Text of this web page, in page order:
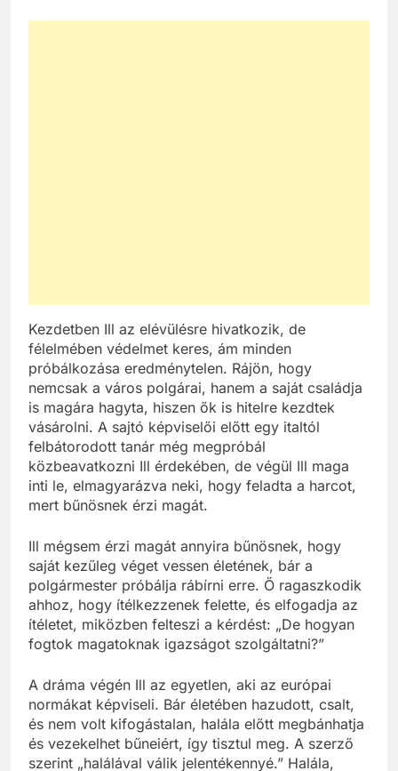
Kezdetben Ill az elévülésre hivatkozik, de
félelmében védelmet keres, ám minden
próbálkozása eredménytelen. Rájön, hogy
nemcsak a város polgárai, hanem a saját családja
is magára hagyta, hiszen ők is hitelre kezdtek
vásárolni. A sajtó képviselői előtt egy italtól
felbátorodott tanár még megpróbál
közbeavatkozni Ill érdekében, de végül Ill maga
inti le, elmagyarázva neki, hogy feladta a harcot,
mert bűnösnek érzi magát.
Ill mégsem érzi magát annyira bűnösnek, hogy
saját kezűleg véget vessen életének, bár a
polgármester próbálja rábírni erre. Ő ragaszkodik
ahhoz, hogy ítélkezzenek felette, és elfogadja az
ítéletet, miközben felteszi a kérdést: „De hogyan
fogtok magatoknak igazságot szolgáltatni?”
A dráma végén Ill az egyetlen, aki az európai
normákat képviseli. Bár életében hazudott, csalt,
és nem volt kifogástalan, halála előtt megbánhatja
és vezekelhet bűneiért, így tisztul meg. A szerző
szerint „halálával válik jelentékennyé.” Halála,